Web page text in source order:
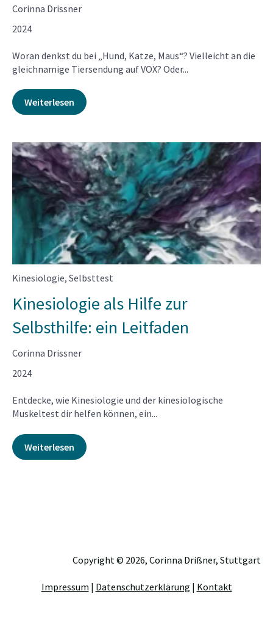
Corinna Drissner
2024
Woran denkst du bei „Hund, Katze, Maus“? Vielleicht an die
gleichnamige Tiersendung auf VOX? Oder...
Weiterlesen
Kinesiologie, Selbsttest
Kinesiologie als Hilfe zur
Selbsthilfe: ein Leitfaden
Corinna Drissner
2024
Entdecke, wie Kinesiologie und der kinesiologische
Muskeltest dir helfen können, ein...
Weiterlesen
Copyright © 2026, Corinna Drißner, Stuttgart
Impressum | Datenschutzerklärung | Kontakt